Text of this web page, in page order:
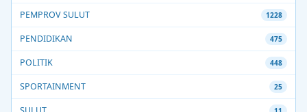
PEMPROV SULUT 1228
PENDIDIKAN 475
POLITIK 448
SPORTAINMENT 25